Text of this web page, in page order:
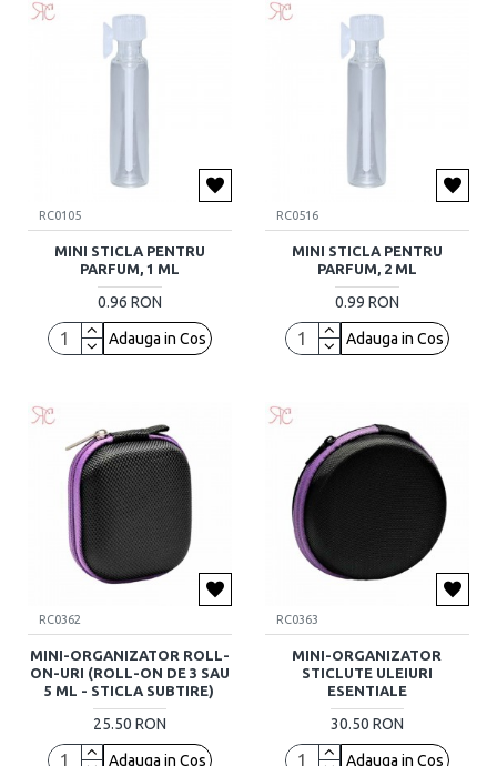
RC0105
MINI STICLA PENTRU
PARFUM, 1 ML
0.96 RON
Adauga in Cos
RC0516
MINI STICLA PENTRU
PARFUM, 2 ML
0.99 RON
Adauga in Cos
RC0362
MINI-ORGANIZATOR ROLL-
ON-URI (ROLL-ON DE 3 SAU
5 ML - STICLA SUBTIRE)
25.50 RON
Adauga in Cos
RC0363
MINI-ORGANIZATOR
STICLUTE ULEIURI
ESENTIALE
30.50 RON
Adauga in Cos